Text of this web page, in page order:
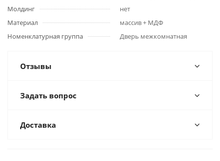
Молдинг
нет
Материал
массив + МДФ
Номенклатурная группа
Дверь межкомнатная
Отзывы
Задать вопрос
Доставка